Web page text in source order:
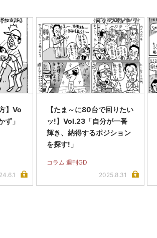
】Vo
ず」
【たま～に80台で回りたい
ッ!】Vol.23「自分が一番
輝き、納得するポジション
を探す!」
コラム 週刊GD
2025.8.31